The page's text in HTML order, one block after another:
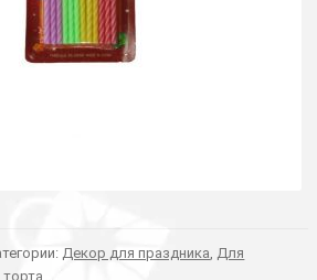
Декор для праздника, Для